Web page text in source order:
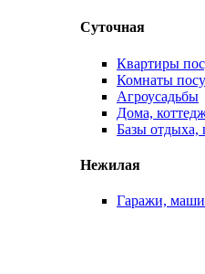
Суточная
Квартиры
Комнаты
Агроусадьбы
Дома,
Базы отдыха,
Нежилая
Гаражи,